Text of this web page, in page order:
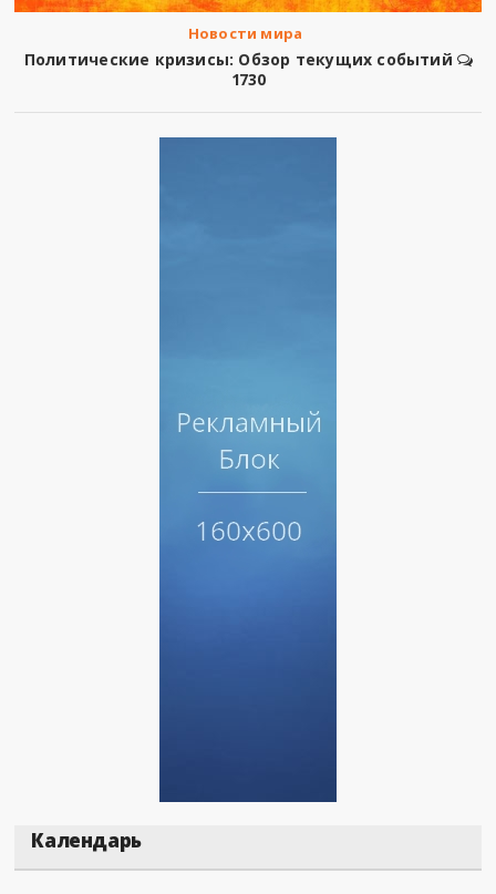
Новости мира
Политические кризисы: Обзор текущих событий
1730
Календарь